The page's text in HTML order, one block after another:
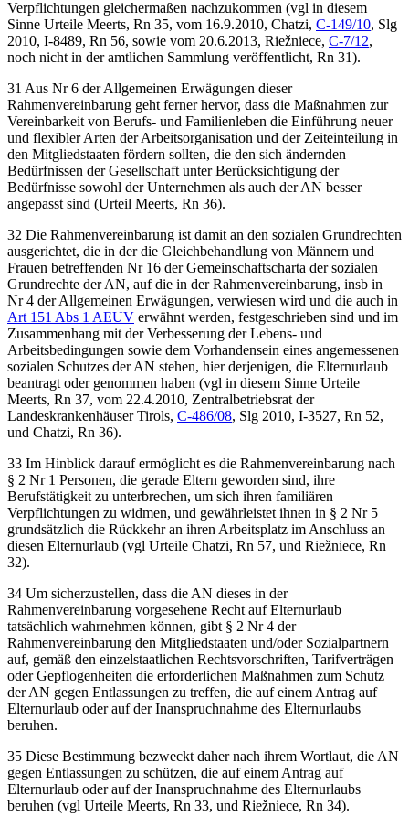
Verpflichtungen gleichermaßen nachzukommen (vgl in diesem
Sinne Urteile Meerts, Rn 35, vom 16.9.2010, Chatzi, C-149/10, Slg
2010, I-8489, Rn 56, sowie vom 20.6.2013, Riežniece, C-7/12,
noch nicht in der amtlichen Sammlung veröffentlicht, Rn 31).
31 Aus Nr 6 der Allgemeinen Erwägungen dieser
Rahmenvereinbarung geht ferner hervor, dass die Maßnahmen zur
Vereinbarkeit von Berufs- und Familienleben die Einführung neuer
und flexibler Arten der Arbeitsorganisation und der Zeiteinteilung in
den Mitgliedstaaten fördern sollten, die den sich ändernden
Bedürfnissen der Gesellschaft unter Berücksichtigung der
Bedürfnisse sowohl der Unternehmen als auch der AN besser
angepasst sind (Urteil Meerts, Rn 36).
32 Die Rahmenvereinbarung ist damit an den sozialen Grundrechten
ausgerichtet, die in der die Gleichbehandlung von Männern und
Frauen betreffenden Nr 16 der Gemeinschaftscharta der sozialen
Grundrechte der AN, auf die in der Rahmenvereinbarung, insb in
Nr 4 der Allgemeinen Erwägungen, verwiesen wird und die auch in
Art 151 Abs 1 AEUV erwähnt werden, festgeschrieben sind und im
Zusammenhang mit der Verbesserung der Lebens- und
Arbeitsbedingungen sowie dem Vorhandensein eines angemessenen
sozialen Schutzes der AN stehen, hier derjenigen, die Elternurlaub
beantragt oder genommen haben (vgl in diesem Sinne Urteile
Meerts, Rn 37, vom 22.4.2010, Zentralbetriebsrat der
Landeskrankenhäuser Tirols, C-486/08, Slg 2010, I-3527, Rn 52,
und Chatzi, Rn 36).
33 Im Hinblick darauf ermöglicht es die Rahmenvereinbarung nach
§ 2 Nr 1 Personen, die gerade Eltern geworden sind, ihre
Berufstätigkeit zu unterbrechen, um sich ihren familiären
Verpflichtungen zu widmen, und gewährleistet ihnen in § 2 Nr 5
grundsätzlich die Rückkehr an ihren Arbeitsplatz im Anschluss an
diesen Elternurlaub (vgl Urteile Chatzi, Rn 57, und Riežniece, Rn
32).
34 Um sicherzustellen, dass die AN dieses in der
Rahmenvereinbarung vorgesehene Recht auf Elternurlaub
tatsächlich wahrnehmen können, gibt § 2 Nr 4 der
Rahmenvereinbarung den Mitgliedstaaten und/oder Sozialpartnern
auf, gemäß den einzelstaatlichen Rechtsvorschriften, Tarifverträgen
oder Gepflogenheiten die erforderlichen Maßnahmen zum Schutz
der AN gegen Entlassungen zu treffen, die auf einem Antrag auf
Elternurlaub oder auf der Inanspruchnahme des Elternurlaubs
beruhen.
35 Diese Bestimmung bezweckt daher nach ihrem Wortlaut, die AN
gegen Entlassungen zu schützen, die auf einem Antrag auf
Elternurlaub oder auf der Inanspruchnahme des Elternurlaubs
beruhen (vgl Urteile Meerts, Rn 33, und Riežniece, Rn 34).